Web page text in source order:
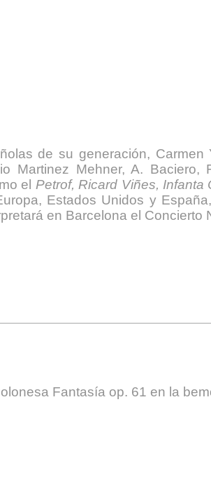
de su generación,
Martinez Mehner, A.
el Petrof, Ricard Viñes, Infanta
Estados Unidos y
en Barcelona el Concierto
Fantasía op. 61 en la